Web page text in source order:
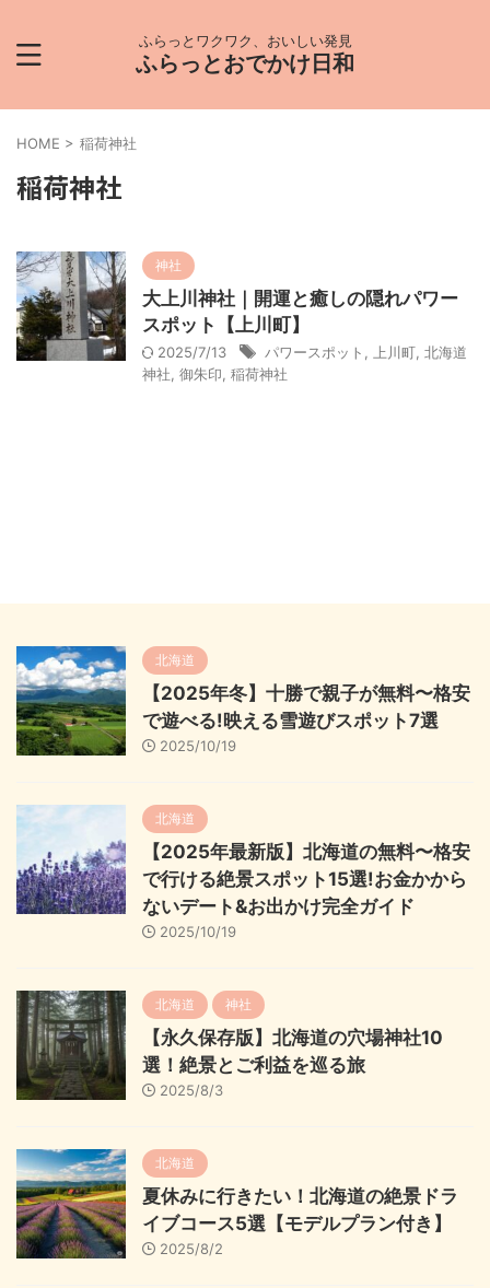
ふらっとワクワク、おいしい発見
ふらっとおでかけ日和
HOME > 稲荷神社
稲荷神社
神社
大上川神社｜開運と癒しの隠れパワー
スポット【上川町】
2025/7/13 パワースポット 上川町 北海道
神社 御朱印 稲荷神社
北海道
【2025年冬】十勝で親子が無料〜格安
で遊べる!映える雪遊びスポット7選
2025/10/19
北海道
【2025年最新版】北海道の無料〜格安
で行ける絶景スポット15選!お金かから
ないデート&お出かけ完全ガイド
2025/10/19
北海道 神社
【永久保存版】北海道の穴場神社10
選！絶景とご利益を巡る旅
2025/8/3
北海道
夏休みに行きたい！北海道の絶景ドラ
イブコース5選【モデルプラン付き】
2025/8/2